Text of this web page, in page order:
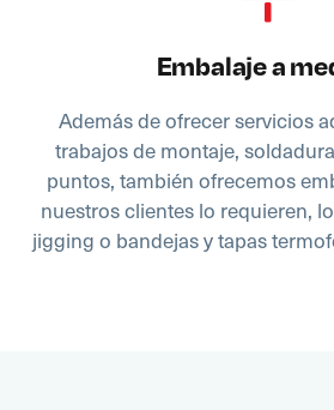
Embalaje a
Además de ofrecer servicios
trabajos de montaje,
puntos, también ofrecemos
nuestros clientes lo requieren,
jigging o bandejas y tapas